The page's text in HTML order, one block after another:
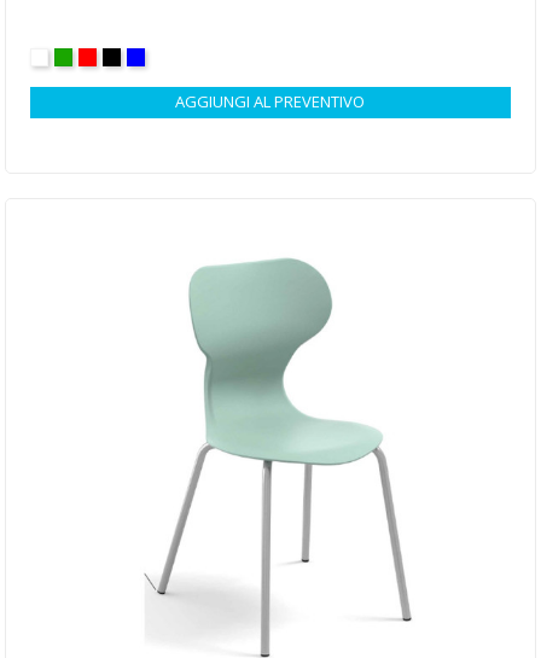
AGGIUNGI AL PREVENTIVO
BIANCO
VERDEROSSO
NERO
BLU